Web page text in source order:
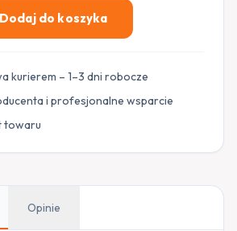
Dodaj do koszyka
kurierem – 1–3 dni robocze
i profesjonalne wsparcie
towaru
Opinie